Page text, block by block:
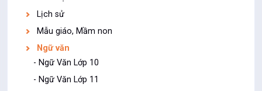
Lịch sử
Mẫu giáo, Mầm non
Ngữ văn
- Ngữ Văn Lớp 10
- Ngữ Văn Lớp 11